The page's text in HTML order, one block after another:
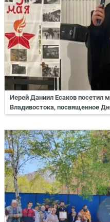
Иерей Даниил Есаков посетил
Владивостока, посвященное